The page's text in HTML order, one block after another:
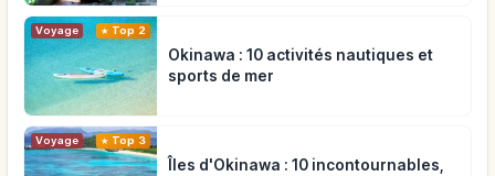
Voyage Top 2
Okinawa : 10 activités nautiques et
sports de mer
Voyage Top 3
Îles d'Okinawa : 10 incontournables,